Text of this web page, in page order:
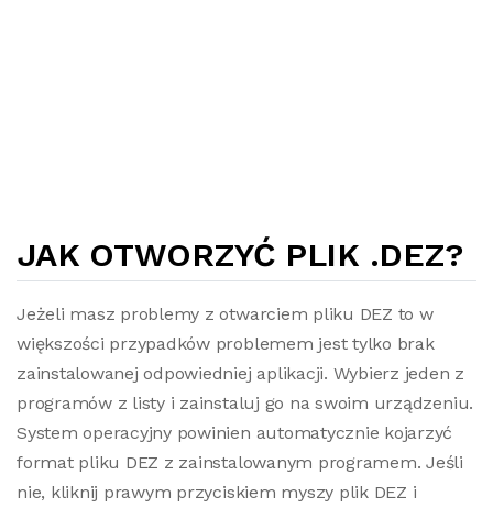
JAK OTWORZYĆ PLIK .DEZ?
Jeżeli masz problemy z otwarciem pliku DEZ to w
większości przypadków problemem jest tylko brak
zainstalowanej odpowiedniej aplikacji. Wybierz jeden z
programów z listy i zainstaluj go na swoim urządzeniu.
System operacyjny powinien automatycznie kojarzyć
format pliku DEZ z zainstalowanym programem. Jeśli
nie, kliknij prawym przyciskiem myszy plik DEZ i